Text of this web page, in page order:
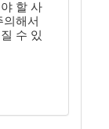
할 사
해서
수 있